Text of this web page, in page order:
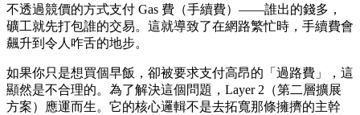
不透過競價的方式支付 Gas 費（手續費）——誰出的錢多，
礦工就先打包誰的交易。這就導致了在網路繁忙時，手續費會
飆升到令人咋舌的地步。
如果你只是想買個早飯，卻被要求支付高昂的「過路費」，這
顯然是不合理的。為了解決這個問題，Layer 2（第二層擴展
方案）應運而生。它的核心邏輯不是去拓寬那條擁擠的主幹